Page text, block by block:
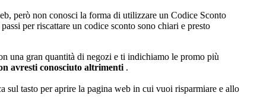
però non conosci la forma di utilizzare un Codice Sconto
per riscattare un codice sconto sono chiari e presto
una gran quantità di negozi e ti indichiamo le promo più
avresti conosciuto altrimenti .
tasto per aprire la pagina web in cui vuoi risparmiare e allo